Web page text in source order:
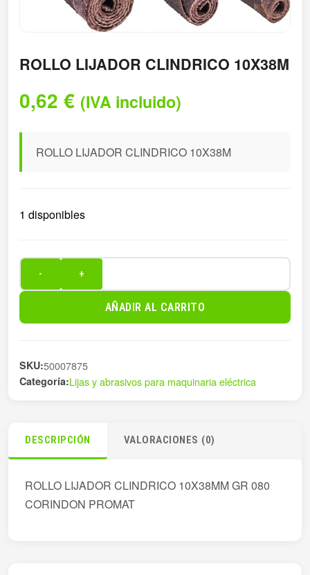
ROLLO LIJADOR CLINDRICO 10X38M
0,62 € (IVA incluido)
ROLLO LIJADOR CLINDRICO 10X38M
1 disponibles
LIJADOR
- +
AÑADIR AL CARRITO
SKU:50007875
Categoría:Lijas y abrasivos para maquinaria eléctrica
DESCRIPCIÓN VALORACIONES (0)
ROLLO LIJADOR CLINDRICO 10X38MM GR 080
CORINDON PROMAT